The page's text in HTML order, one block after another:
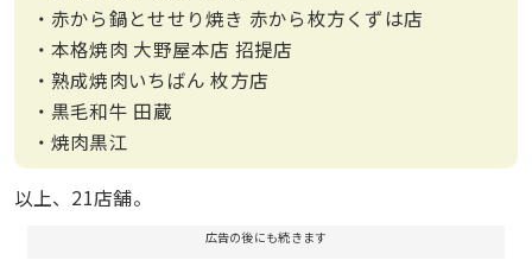
・赤から鍋とせせり焼き 赤から枚方くずは店
・本格焼肉 大野屋本店 招提店
・熟成焼肉いちばん 枚方店
・黒毛和牛 田蔵
・焼肉黒江
以上、21店舗。
広告の後にも続きます